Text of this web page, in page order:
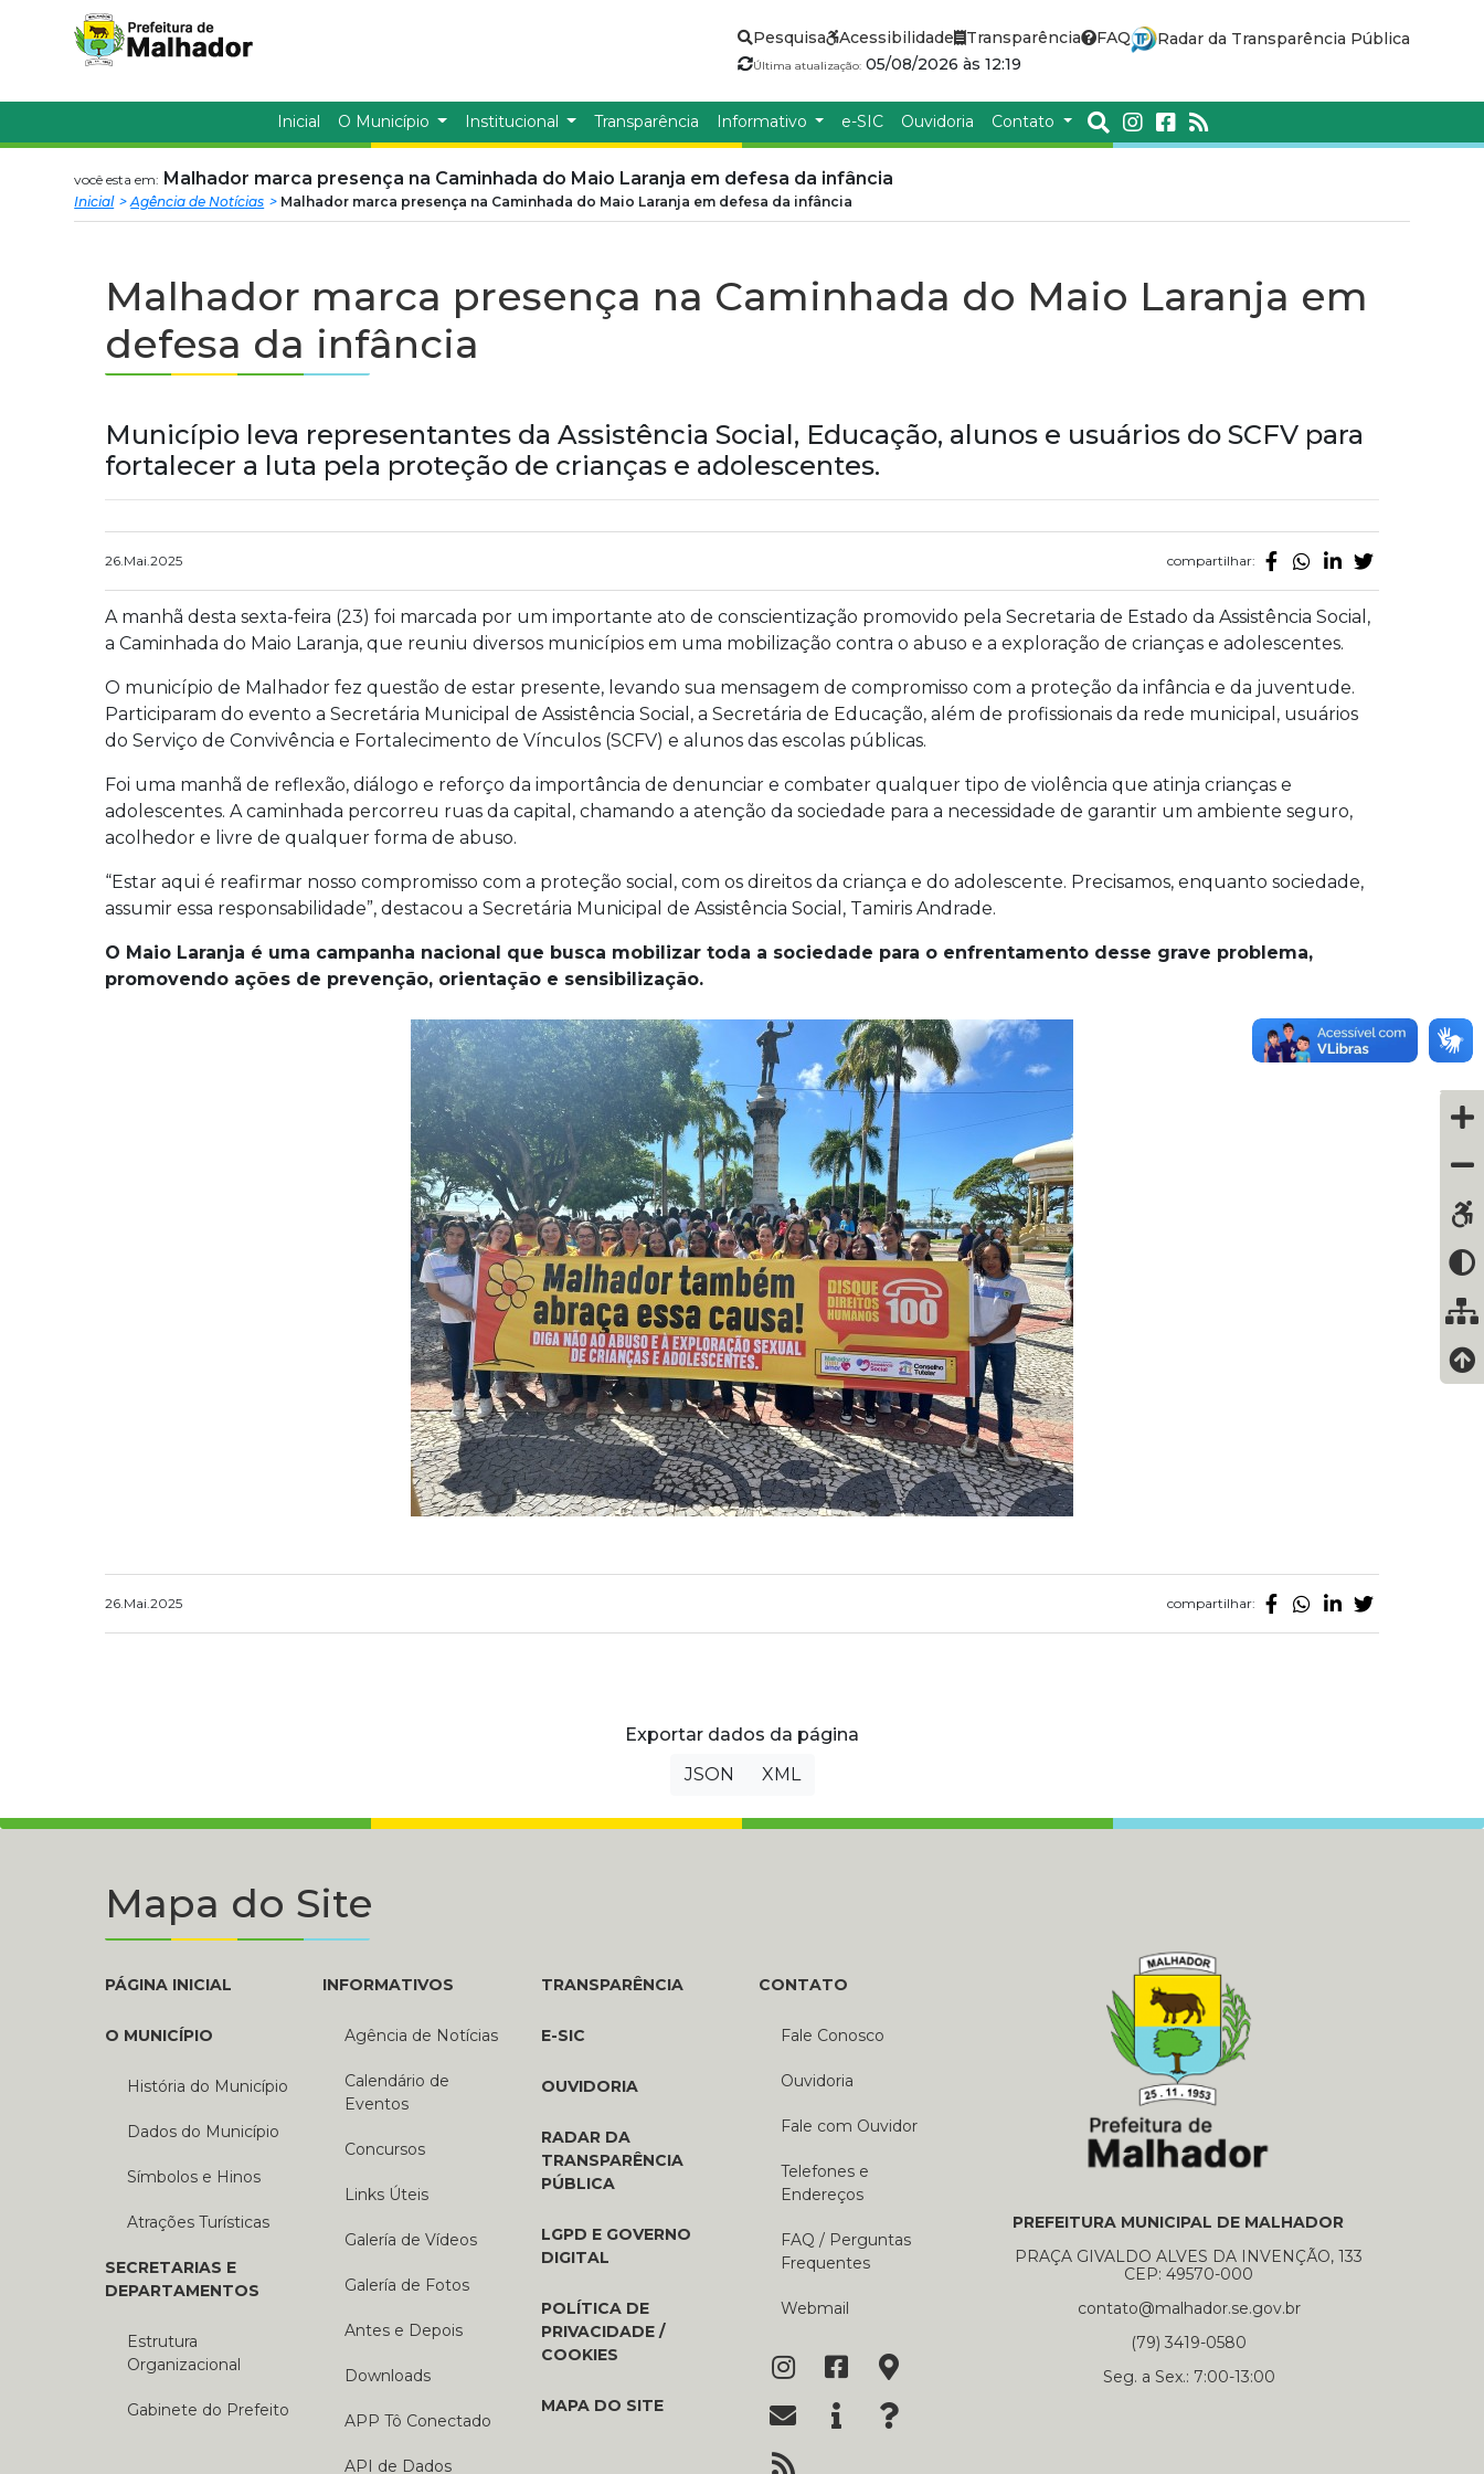
conteudo
Prefeitura
Municipal
de
Malhador
Pesquisa Acessibilidade Transparência FAQ Radar da Transparência Pública
Última atualização:05/08/2026 às 12:19
Inicial O Município Institucional Transparência Informativo e-SIC Ouvidoria Contato
você esta em: Malhador marca presença na Caminhada do Maio Laranja em defesa da infância
Inicial Agência de Notícias Malhador marca presença na Caminhada do Maio Laranja em defesa da infância
Malhador marca presença na Caminhada do Maio Laranja em
defesa da infância
Município leva representantes da Assistência Social, Educação, alunos e usuários do SCFV para
fortalecer a luta pela proteção de crianças e adolescentes.
26.Mai.2025 compartilhar:
A manhã desta sexta-feira (23) foi marcada por um importante ato de conscientização promovido pela Secretaria de Estado da Assistência Social,
a Caminhada do Maio Laranja, que reuniu diversos municípios em uma mobilização contra o abuso e a exploração de crianças e adolescentes.
O município de Malhador fez questão de estar presente, levando sua mensagem de compromisso com a proteção da infância e da juventude.
Participaram do evento a Secretária Municipal de Assistência Social, a Secretária de Educação, além de profissionais da rede municipal, usuários
do Serviço de Convivência e Fortalecimento de Vínculos (SCFV) e alunos das escolas públicas.
Foi uma manhã de reflexão, diálogo e reforço da importância de denunciar e combater qualquer tipo de violência que atinja crianças e
adolescentes. A caminhada percorreu ruas da capital, chamando a atenção da sociedade para a necessidade de garantir um ambiente seguro,
acolhedor e livre de qualquer forma de abuso.
“Estar aqui é reafirmar nosso compromisso com a proteção social, com os direitos da criança e do adolescente. Precisamos, enquanto sociedade,
assumir essa responsabilidade”, destacou a Secretária Municipal de Assistência Social, Tamiris Andrade.
O Maio Laranja é uma campanha nacional que busca mobilizar toda a sociedade para o enfrentamento desse grave problema,
promovendo ações de prevenção, orientação e sensibilização.
26.Mai.2025 compartilhar:
Exportar dados da página
JSON
XML
Mapa do Site
PÁGINA INICIAL
O MUNICÍPIO
História do Município
Dados do Município
Símbolos e Hinos
Atrações Turísticas
SECRETARIAS E
DEPARTAMENTOS
Estrutura
Organizacional
Gabinete do Prefeito
INFORMATIVOS
Agência de Notícias
Calendário de
Eventos
Concursos
Links Úteis
Galería de Vídeos
Galería de Fotos
Antes e Depois
Downloads
APP Tô Conectado
API de Dados
TRANSPARÊNCIA
E-SIC
OUVIDORIA
RADAR DA
TRANSPARÊNCIA
PÚBLICA
LGPD E GOVERNO
DIGITAL
POLÍTICA DE
PRIVACIDADE /
COOKIES
MAPA DO SITE
CONTATO
Fale Conosco
Ouvidoria
Fale com Ouvidor
Telefones e
Endereços
FAQ / Perguntas
Frequentes
Webmail
PREFEITURA MUNICIPAL DE MALHADOR
PRAÇA GIVALDO ALVES DA INVENÇÃO, 133
CEP: 49570-000
contato@malhador.se.gov.br
(79) 3419-0580
Seg. a Sex.: 7:00-13:00